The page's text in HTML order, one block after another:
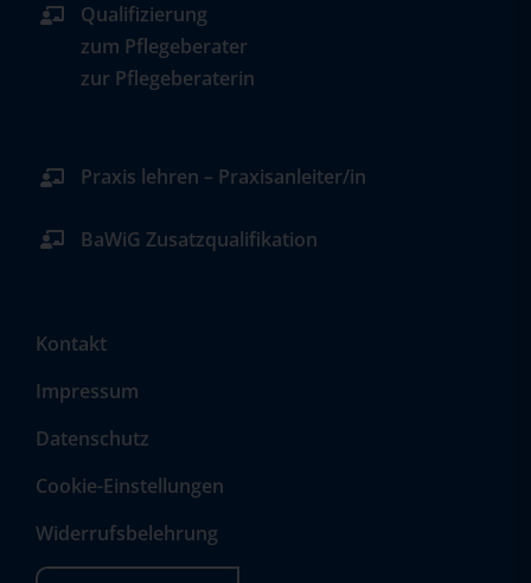
Qualifizierung
zum Pflegeberater
zur Pflegeberaterin
Praxis lehren – Praxisanleiter/in
BaWiG Zusatzqualifikation
Kontakt
Impressum
Datenschutz
Cookie-Einstellungen
Widerrufsbelehrung